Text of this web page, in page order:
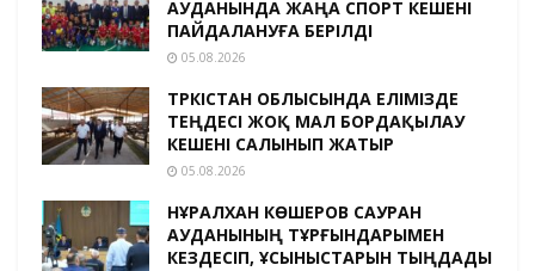
АУДАНЫНДА ЖАҢА СПОРТ КЕШЕНІ
ПАЙДАЛАНУҒА БЕРІЛДІ
05.08.2026
ТҮРКІСТАН ОБЛЫСЫНДА ЕЛІМІЗДЕ
ТЕҢДЕСІ ЖОҚ МАЛ БОРДАҚЫЛАУ
КЕШЕНІ САЛЫНЫП ЖАТЫР
05.08.2026
НҰРАЛХАН КӨШЕРОВ САУРАН
АУДАНЫНЫҢ ТҰРҒЫНДАРЫМЕН
КЕЗДЕСІП, ҰСЫНЫСТАРЫН ТЫҢДАДЫ